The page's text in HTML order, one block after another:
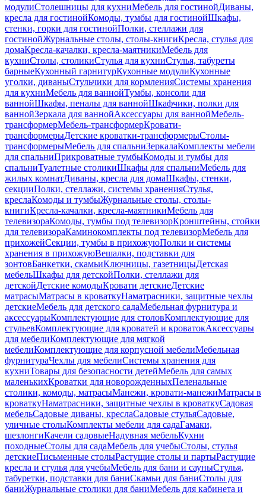
модулиСтолешницы для кухниМебель для гостинойДиваны,
кресла для гостинойКомоды, тумбы для гостинойШкафы,
стенки, горки для гостинойПолки, стеллажи для
гостинойЖурнальные столы, столы-книгиКресла, стулья для
домаКресла-качалки, кресла-маятникиМебель для
кухниСтолы, столикиСтулья для кухниСтулья, табуреты
барныеКухонный гарнитурКухонные модулиКухонные
уголки, диваныСтульчики для кормленияСистемы хранения
для кухниМебель для ваннойТумбы, консоли для
ваннойШкафы, пеналы для ваннойШкафчики, полки для
ваннойЗеркала для ваннойАксессуары для ваннойМебель-
трансформерМебель-трансформерКровати-
трансформерыДетские кроватки-трансформерыСтолы-
трансформерыМебель для спальниЗеркалаКомплекты мебели
для спальниПрикроватные тумбыКомоды и тумбы для
спальниТуалетные столикиШкафы для спальниМебель для
жилых комнатДиваны, кресла для домаШкафы, стенки,
секцииПолки, стеллажи, системы храненияСтулья,
креслаКомоды и тумбыЖурнальные столы, столы-
книгиКресла-качалки, кресла-маятникиМебель для
телевизораКомоды, тумбы под телевизорКронштейны, стойки
для телевизораКаминокомплекты под телевизорМебель для
прихожейСекции, тумбы в прихожуюПолки и системы
хранения в прихожуюВешалки, подставки для
зонтовБанкетки, скамьиКлючницы, газетницыДетская
мебельШкафы для детскойПолки, стеллажи для
детскойДетские комодыКровати детскиеДетские
матрасыМатрасы в кроваткуНаматрасники, защитные чехлы
детскиеМебель для детского садаМебельная фурнитура и
аксессуарыКомплектующие для столовКомплектующие для
стульевКомплектующие для кроватей и кроватокАксессуары
для мебелиКомплектующие для мягкой
мебелиКомплектующие для корпусной мебелиМебельная
фурнитураЧехлы для мебелиСистемы хранения для
кухниТовары для безопасности детейМебель для самых
маленькихКроватки для новорожденныхПеленальные
столики, комоды, матрасыМанежи, кровати-манежиМатрасы в
кроваткуНаматрасники, защитные чехлы в кроваткуСадовая
мебельСадовые диваны, креслаСадовые стульяСадовые,
уличные столыКомплекты мебели для садаГамаки,
шезлонгиКачели садовыеНадувная мебельКухни
походныеСтолы для садаМебель для учебыСтолы, стулья
детскиеПисьменные столыРастущие столы и партыРастущие
кресла и стулья для учебыМебель для бани и сауныСтулья,
табуретки, подставки для баниСкамьи для баниСтолы для
баниЖурнальные столики для баниМебель для кабинета и